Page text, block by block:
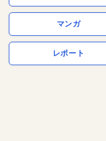
マンガ
レポート